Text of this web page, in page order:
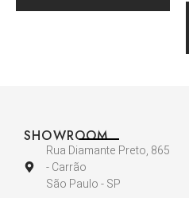
SHOWROOM
Rua Diamante Preto, 865
- Carrão
São Paulo - SP